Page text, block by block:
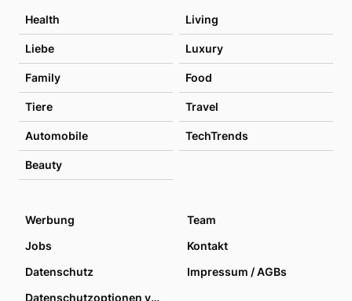
Health Living
Liebe Luxury
Family Food
Tiere Travel
Automobile TechTrends
Beauty
Werbung
Team
Jobs
Kontakt
Datenschutz
Impressum / AGBs
Datenschutzoptionen verwalten